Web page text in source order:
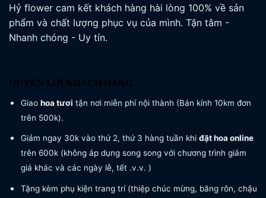
Hỷ flower cam kết khách hàng hài lòng 100% về sản
phẩm và chất lượng phục vụ của mình. Tận tâm -
Nhanh chóng - Uy tín.
QUYỀN LỢI KHÁCH HÀNG
Giao hoa tươi tận nơi miễn phí nội thành (Bán kính 10km đơn
trên 500k).
Giảm ngay 30k vào thứ 2, thứ 3 hàng tuần khi đặt hoa online
trên 600k (không áp dụng song song với chương trình giảm
giá khác và các ngày lễ, tết .v.v. )
Tặng kèm phụ kiện trang trí (thiệp chúc mừng, băng rôn, chậu